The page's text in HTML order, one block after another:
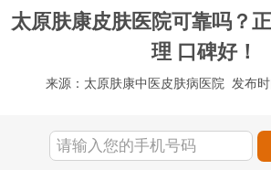
太原肤康皮肤医院可靠吗？
理 口碑好！
来源：太原肤康中医皮肤病医院 发布